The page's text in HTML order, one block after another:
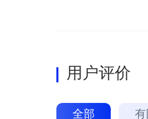
用户评价
全部